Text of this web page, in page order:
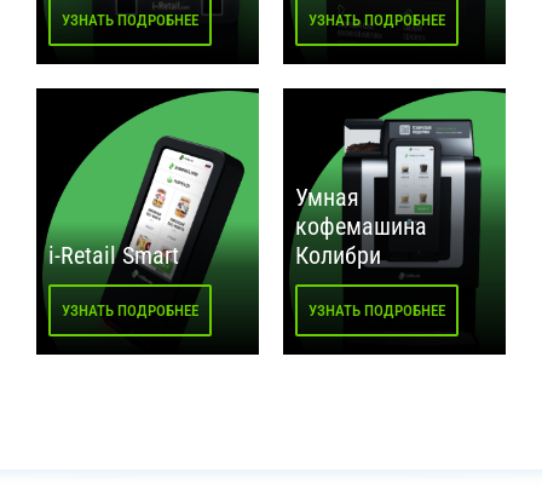
УЗНАТЬ ПОДРОБНЕЕ УЗНАТЬ ПОДРОБНЕЕ
i-Retail Smart
УЗНАТЬ ПОДРОБНЕЕ
Умная
кофемашина
Колибри
УЗНАТЬ ПОДРОБНЕЕ